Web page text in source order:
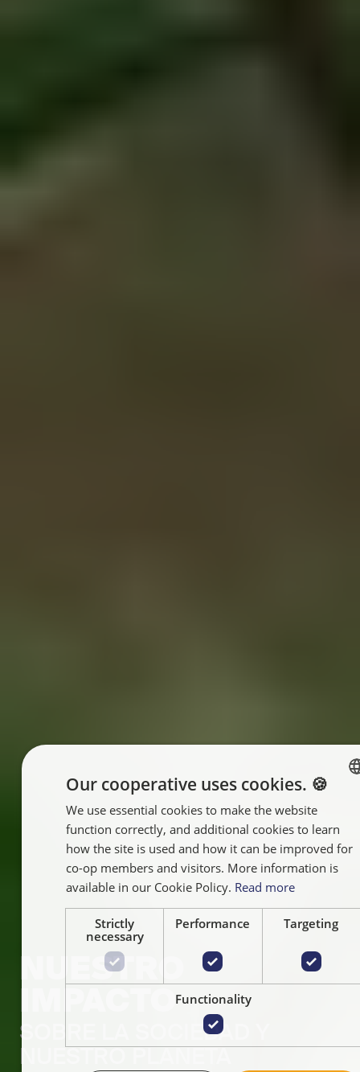
NUESTRO
IMPACTO
SOBRE LA SOCIEDAD Y
NUESTRO PLANETA
ENGLISH
FRANÇAIS
Our cooperative uses cookies. 🍪
We use essential cookies to make the website
function correctly, and additional cookies to learn
how the site is used and how it can be improved for
co-op members and visitors. More information is
available in our Cookie Policy. Read more
Strictly
necessary
Performance Targeting
Functionality